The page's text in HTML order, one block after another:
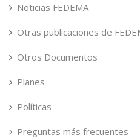
Noticias FEDEMA
Otras publicaciones de
Otros Documentos
Planes
Políticas
Preguntas más frecuentes